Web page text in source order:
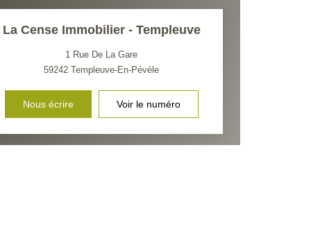
La Cense Immobilier - Templeuve
1 Rue De La Gare
59242Templeuve-En-Pévèle
Nous écrire Voir le numéro